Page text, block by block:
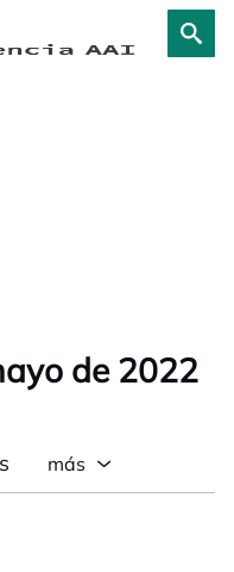
de 2022
más